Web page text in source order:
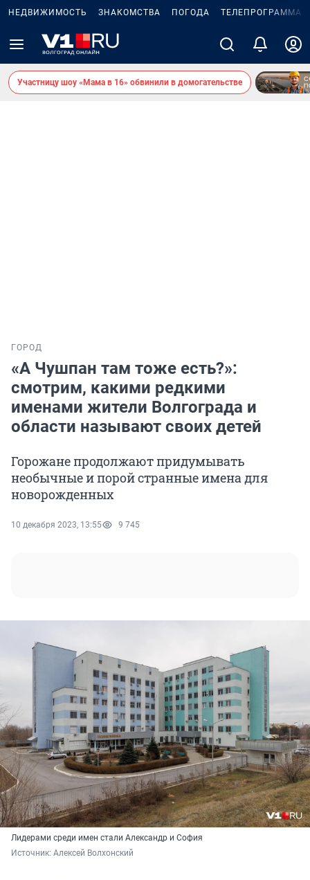
НЕДВИЖИМОСТЬ ЗНАКОМСТВА ПОГОДА ТЕЛЕПРОГРАММА
Участницу шоу «Мама в 16» обвинили в домогательстве
ГОРОД
«А Чушпан там тоже есть?»:
смотрим, какими редкими
именами жители Волгограда и
области называют своих детей
Горожане продолжают придумывать
необычные и порой странные имена для
новорожденных
10 декабря 2023, 13:55 9 745
Лидерами среди имен стали Александр и София
Источник: Алексей Волхонский